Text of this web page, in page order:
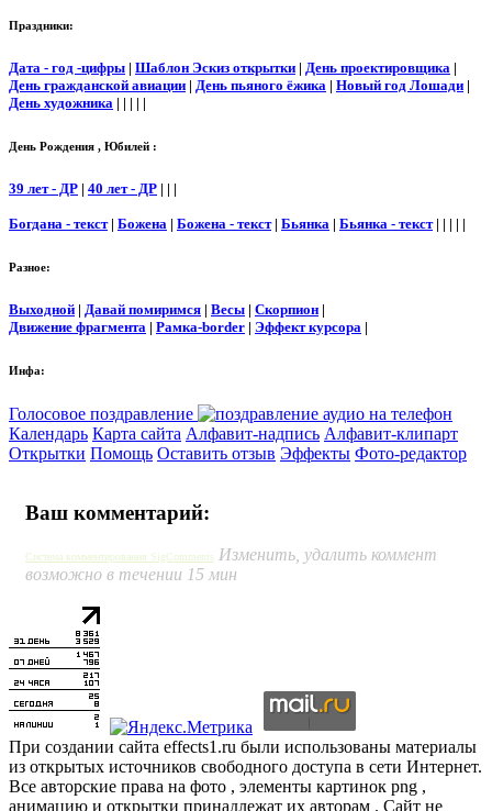
Праздники:
Дата - год -цифры | Шаблон Эскиз открытки | День проектировщика |
День гражданской авиации | День пьяного ёжика | Новый год Лошади |
День художника | | | | |
День Рождения , Юбилей :
39 лет - ДР | 40 лет - ДР | | |
Богдана - текст| Божена | Божена - текст| Бьянка | Бьянка - текст| | | | |
Разное:
Выходной | Давай помиримся | Весы | Скорпион |
Движение фрагмента | Рамка-border | Эффект курсора |
Инфа:
Голосовое поздравление
Календарь Карта сайта Алфавит-надпись Алфавит-клипарт
Открытки Помощь Оставить отзыв Эффекты Фото-редактор
Ваш комментарий:
Система комментирования SigComments Изменить, удалить коммент
возможно в течении 15 мин
При создании сайта effects1.ru были использованы материалы
из открытых источников свободного доступа в сети Интернет.
Все авторские права на фото , элементы картинок png ,
анимацию и открытки принадлежат их авторам . Сайт не